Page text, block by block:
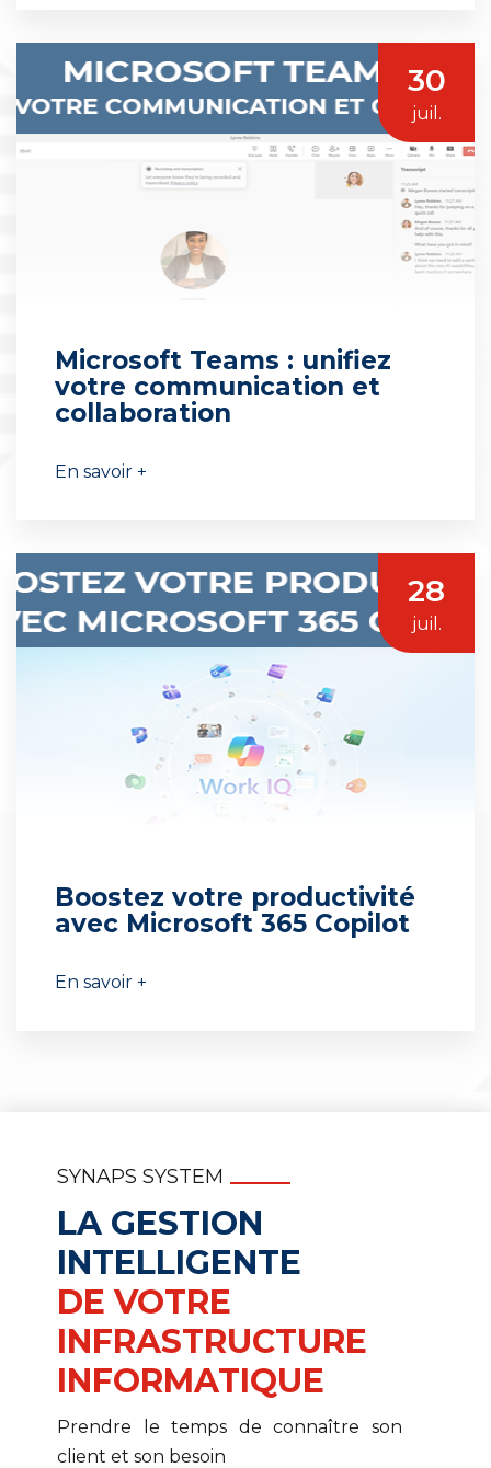
30
juil.
Microsoft Teams : unifiez
votre communication et
collaboration
En savoir +
28
juil.
Boostez votre productivité
avec Microsoft 365 Copilot
En savoir +
SYNAPS SYSTEM
LA GESTION
INTELLIGENTE
DE VOTRE
INFRASTRUCTURE
INFORMATIQUE
Prendre le temps de connaître son
client et son besoin